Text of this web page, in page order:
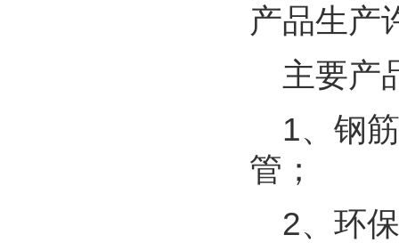
产品生产
主要产
1、钢
管；
2、环